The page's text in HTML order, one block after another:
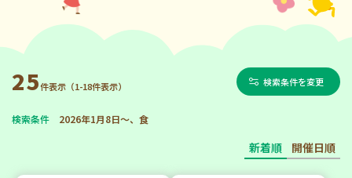
25件表示（1-18件表示） 検索条件を変更
検索条件 2026年1月8日～、食
新着順 開催日順